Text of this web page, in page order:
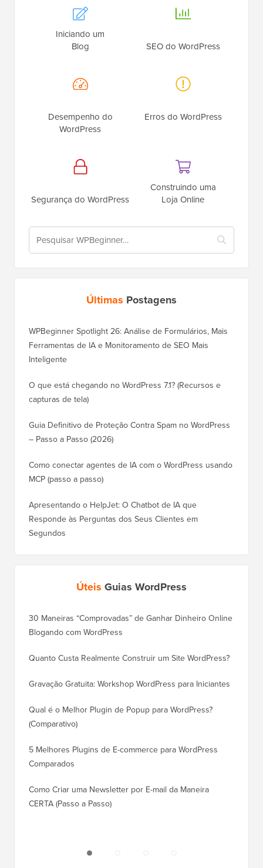
Iniciando um
Blog
SEO do WordPress
Desempenho do
WordPress
Erros do WordPress
Segurança do WordPress
Construindo uma
Loja Online
Últimas Postagens
WPBeginner Spotlight 26: Análise de Formulários, Mais
Ferramentas de IA e Monitoramento de SEO Mais
Inteligente
O que está chegando no WordPress 7.1? (Recursos e
capturas de tela)
Guia Definitivo de Proteção Contra Spam no WordPress
– Passo a Passo (2026)
Como conectar agentes de IA com o WordPress usando
MCP (passo a passo)
Apresentando o HelpJet: O Chatbot de IA que
Responde às Perguntas dos Seus Clientes em
Segundos
Úteis Guias WordPress
30 Maneiras “Comprovadas” de Ganhar Dinheiro Online
Blogando com WordPress
Quanto Custa Realmente Construir um Site WordPress?
Gravação Gratuita: Workshop WordPress para Iniciantes
Qual é o Melhor Plugin de Popup para WordPress?
(Comparativo)
5 Melhores Plugins de E-commerce para WordPress
Comparados
Como Criar uma Newsletter por E-mail da Maneira
CERTA (Passo a Passo)